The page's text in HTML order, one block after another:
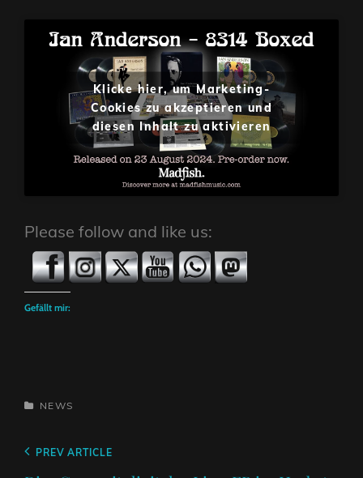
Klicke hier, um Marketing-
Cookies zu akzeptieren und
diesen Inhalt zu aktivieren
Please follow and like us:
Gefällt mir:
CATEGORIES
NEWS
Beitragsnavigation
Previous
Post
PREV ARTICLE